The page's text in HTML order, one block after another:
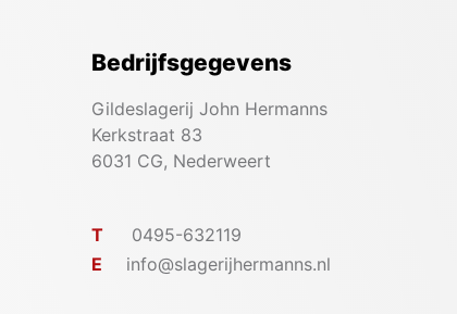
Bedrijfsgegevens
Gildeslagerij John Hermanns
Kerkstraat 83
6031 CG, Nederweert
T
0495-632119
E
info@slagerijhermanns.nl